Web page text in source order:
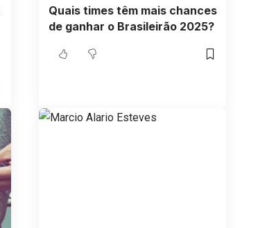
Quais times têm mais chances
de ganhar o Brasileirão 2025?